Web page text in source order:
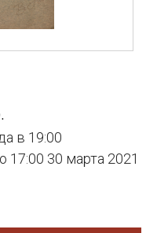
в 19:00
17:00 30 марта 2021